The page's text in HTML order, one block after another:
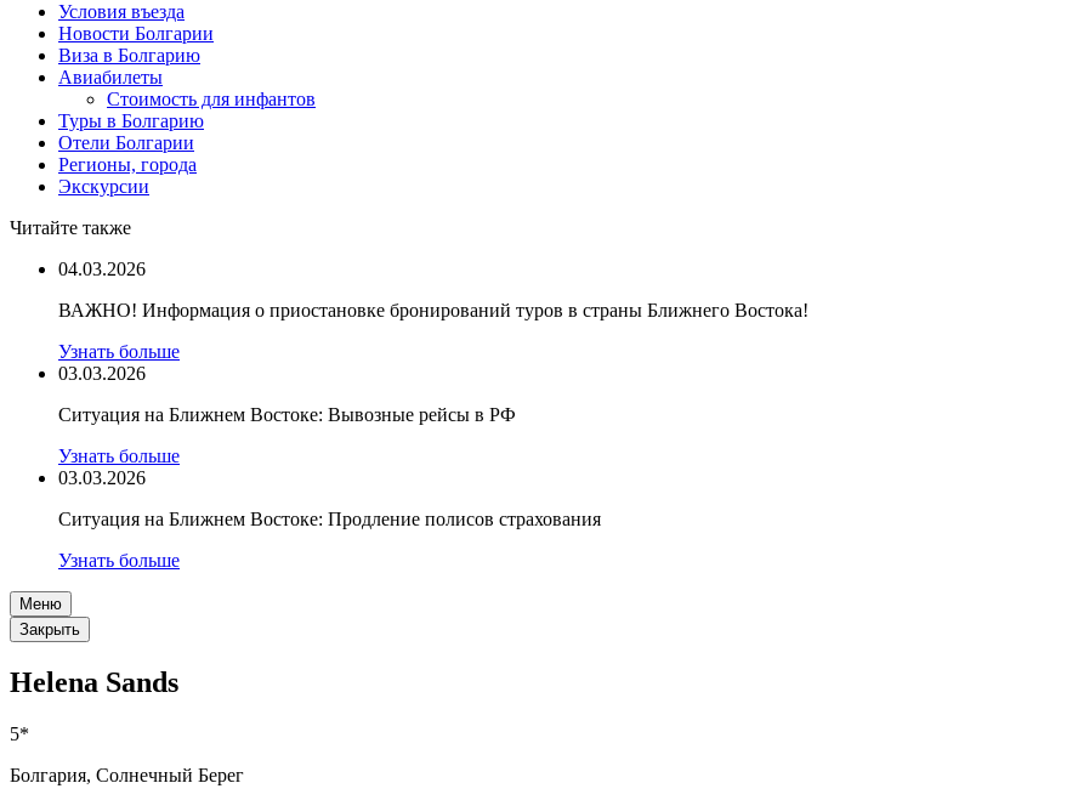
Условия въезда
Новости Болгарии
Виза в Болгарию
Авиабилеты
Стоимость для инфантов
Туры в Болгарию
Отели Болгарии
Регионы, города
Экскурсии
Читайте также
04.03.2026
ВАЖНО! Информация о приостановке бронирований туров в страны Ближнего Востока!
Узнать больше
03.03.2026
Ситуация на Ближнем Востоке: Вывозные рейсы в РФ
Узнать больше
03.03.2026
Ситуация на Ближнем Востоке: Продление полисов страхования
Узнать больше
Меню
Закрыть
Helena Sands
5*
Болгария, Солнечный Берег